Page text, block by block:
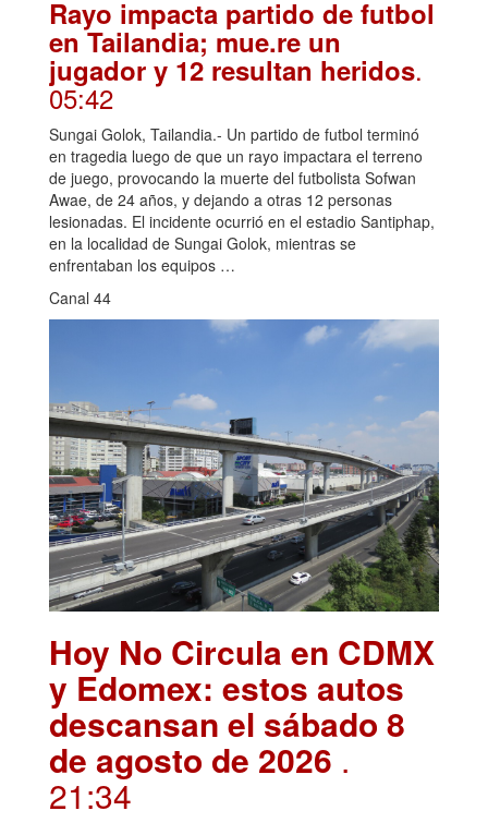
Rayo impacta partido de futbol
en Tailandia; mue.re un
jugador y 12 resultan heridos.
05:42
Sungai Golok, Tailandia.- Un partido de futbol terminó
en tragedia luego de que un rayo impactara el terreno
de juego, provocando la muerte del futbolista Sofwan
Awae, de 24 años, y dejando a otras 12 personas
lesionadas. El incidente ocurrió en el estadio Santiphap,
en la localidad de Sungai Golok, mientras se
enfrentaban los equipos …
Canal 44
Hoy No Circula en CDMX
y Edomex: estos autos
descansan el sábado 8
de agosto de 2026 .
21:34